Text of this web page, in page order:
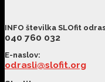
INFO številka SLOfit
040 760 032
E-naslov:
odrasli@slofit.org